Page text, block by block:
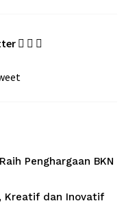
Penghargaan BKN
Kreatif dan Inovatif